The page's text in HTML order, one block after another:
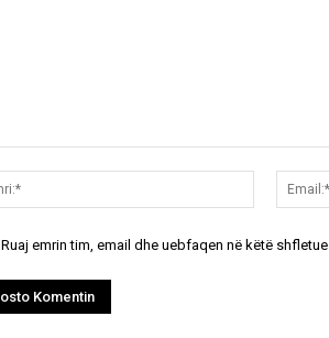
Emri:*
Ruaj emrin tim, email dhe uebfaqen në këtë